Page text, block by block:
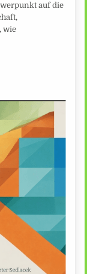
auf die
wie